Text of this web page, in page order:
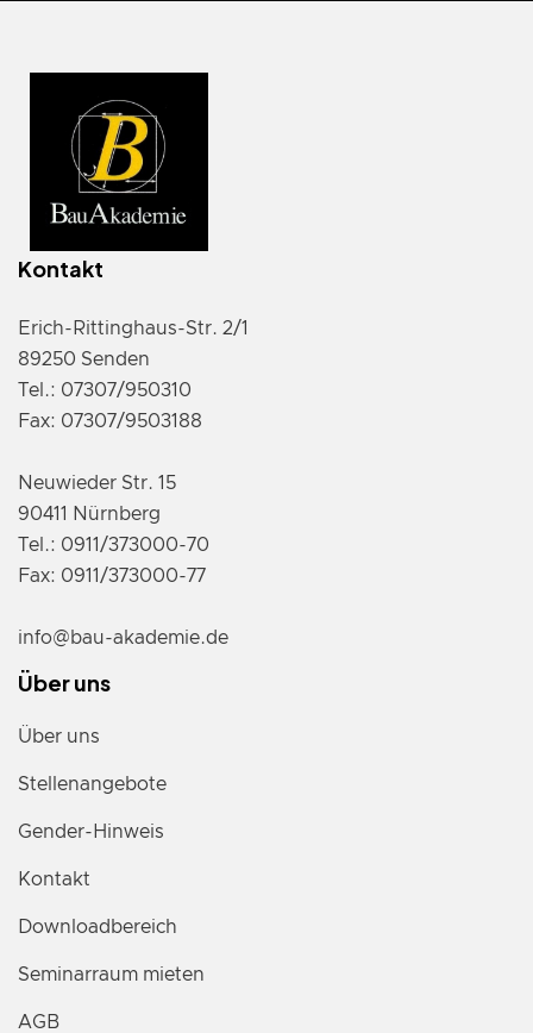
Kontakt
Erich-Rittinghaus-Str. 2/1
89250 Senden
Tel.: 07307/950310
Fax: 07307/9503188
Neuwieder Str. 15
90411 Nürnberg
Tel.: 0911/373000-70
Fax: 0911/373000-77
info@bau-akademie.de
Über uns
Über uns
Stellenangebote
Gender-Hinweis
Kontakt
Downloadbereich
Seminarraum mieten
AGB